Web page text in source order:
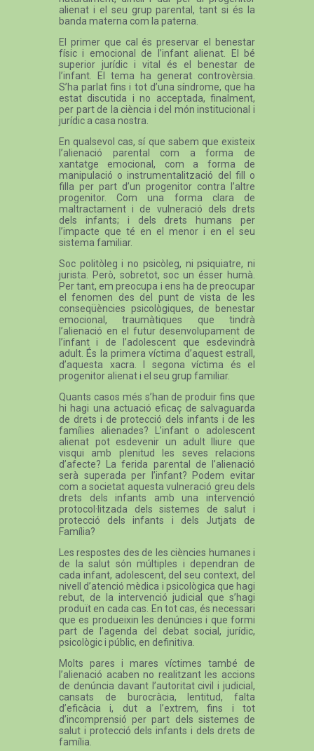
alienat i el seu grup parental, tant si és la
banda materna com la paterna.
El primer que cal és preservar el benestar
físic i emocional de l’infant alienat. El bé
superior jurídic i vital és el benestar de
l’infant. El tema ha generat controvèrsia.
S’ha parlat fins i tot d’una síndrome, que ha
estat discutida i no acceptada, finalment,
per part de la ciència i del món institucional i
jurídic a casa nostra.
En qualsevol cas, sí que sabem que existeix
l’alienació parental com a forma de
xantatge emocional, com a forma de
manipulació o instrumentalització del fill o
filla per part d’un progenitor contra l’altre
progenitor. Com una forma clara de
maltractament i de vulneració dels drets
dels infants; i dels drets humans per
l’impacte que té en el menor i en el seu
sistema familiar.
Soc politòleg i no psicòleg, ni psiquiatre, ni
jurista. Però, sobretot, soc un ésser humà.
Per tant, em preocupa i ens ha de preocupar
el fenomen des del punt de vista de les
conseqüències psicològiques, de benestar
emocional, traumàtiques que tindrà
l’alienació en el futur desenvolupament de
l’infant i de l’adolescent que esdevindrà
adult. És la primera víctima d’aquest estrall,
d’aquesta xacra. I segona víctima és el
progenitor alienat i el seu grup familiar.
Quants casos més s’han de produir fins que
hi hagi una actuació eficaç de salvaguarda
de drets i de protecció dels infants i de les
famílies alienades? L’infant o adolescent
alienat pot esdevenir un adult lliure que
visqui amb plenitud les seves relacions
d’afecte? La ferida parental de l’alienació
serà superada per l’infant? Podem evitar
com a societat aquesta vulneració greu dels
drets dels infants amb una intervenció
protocol·litzada dels sistemes de salut i
protecció dels infants i dels Jutjats de
Família?
Les respostes des de les ciències humanes i
de la salut són múltiples i dependran de
cada infant, adolescent, del seu context, del
nivell d’atenció mèdica i psicològica que hagi
rebut, de la intervenció judicial que s’hagi
produït en cada cas. En tot cas, és necessari
que es produeixin les denúncies i que formi
part de l’agenda del debat social, jurídic,
psicològic i públic, en definitiva.
Molts pares i mares víctimes també de
l’alienació acaben no realitzant les accions
de denúncia davant l’autoritat civil i judicial,
cansats de burocràcia, lentitud, falta
d’eficàcia i, dut a l’extrem, fins i tot
d’incomprensió per part dels sistemes de
salut i protecció dels infants i dels drets de
família.